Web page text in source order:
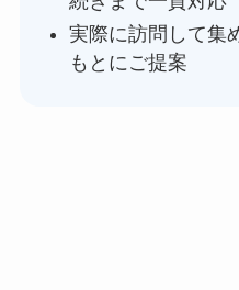
実際に訪問して集
もとにご提案